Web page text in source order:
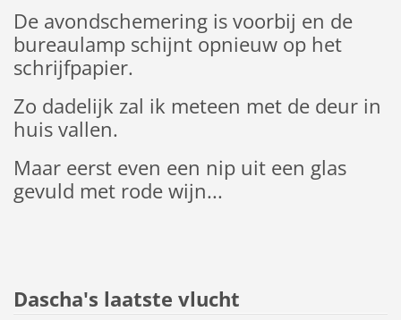
De avondschemering is voorbij en de
bureaulamp schijnt opnieuw op het
schrijfpapier.
Zo dadelijk zal ik meteen met de deur in
huis vallen.
Maar eerst even een nip uit een glas
gevuld met rode wijn...
Dascha's laatste vlucht